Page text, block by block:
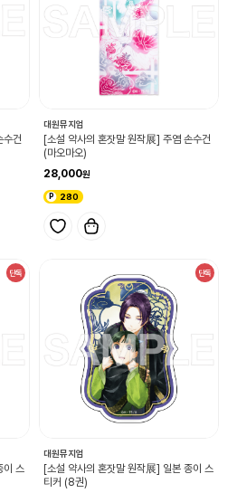
수건
대원뮤지엄
[소설 약사의 혼잣말 원작展] 주염 손수건
(마오마오)
28,000
280
단독
이 스
단독
대원뮤지엄
[소설 약사의 혼잣말 원작展] 일본 종이 스
티커 (8권)